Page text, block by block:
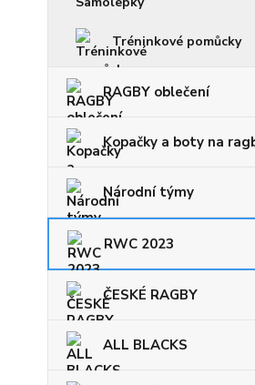
Tréninkové pomůcky
RAGBY oblečení
Kopačky a boty na
Národní týmy
RWC 2023
ČESKÉ RAGBY
ALL BLACKS